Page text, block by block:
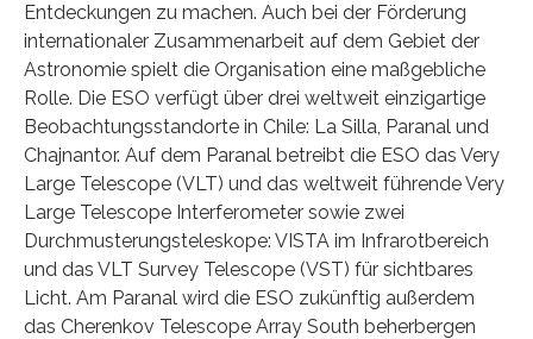
Entdeckungen zu machen. Auch bei der Förderung
internationaler Zusammenarbeit auf dem Gebiet der
Astronomie spielt die Organisation eine maßgebliche
Rolle. Die ESO verfügt über drei weltweit einzigartige
Beobachtungsstandorte in Chile: La Silla, Paranal und
Chajnantor. Auf dem Paranal betreibt die ESO das Very
Large Telescope (VLT) und das weltweit führende Very
Large Telescope Interferometer sowie zwei
Durchmusterungsteleskope: VISTA im Infrarotbereich
und das VLT Survey Telescope (VST) für sichtbares
Licht. Am Paranal wird die ESO zukünftig außerdem
das Cherenkov Telescope Array South beherbergen